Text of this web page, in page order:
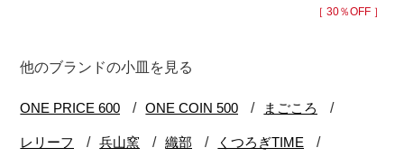
［ 30％OFF ］
他のブランドの小皿を見る